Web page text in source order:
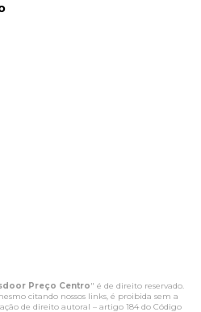
Preço Centro" é de direito reservado.
citando nossos links, é proibida sem a
de direito autoral – artigo 184 do Código